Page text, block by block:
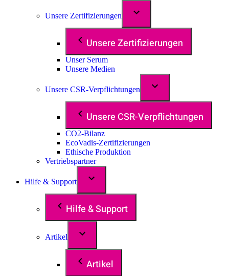
Unsere Zertifizierungen
Unsere Zertifizierungen
Unser Serum
Unsere Medien
Unsere CSR-Verpflichtungen
Unsere CSR-Verpflichtungen
CO2-Bilanz
EcoVadis-Zertifizierungen
Ethische Produktion
Vertriebspartner
Hilfe & Support
Hilfe & Support
Artikel
Artikel